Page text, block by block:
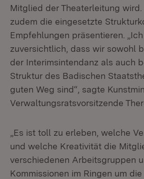
Mitglied der Theaterleitung wird.
zudem die eingesetzte
Empfehlungen präsentieren.
zuversichtlich, dass wir sowohl
der Interimsintendanz als auch
Struktur des Badischen
guten Weg sind“, sagte
Verwaltungsratsvorsitzende
„Es ist toll zu erleben, welche
und welche Kreativität die
verschiedenen Arbeitsgruppen
Kommissionen im Ringen um